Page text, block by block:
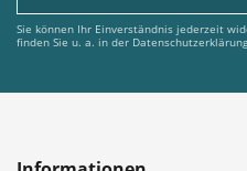
Sie können Ihr Einverständnis jederzeit
finden Sie u. a. in der